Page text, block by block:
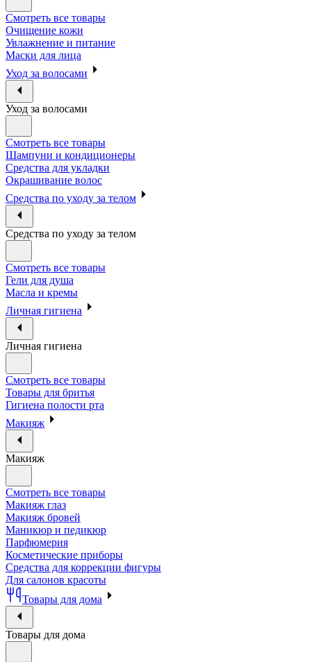
Смотреть все товары
Очищение кожи
Увлажнение и питание
Маски для лица
Уход за волосами
Уход за волосами
Смотреть все товары
Шампуни и кондиционеры
Средства для укладки
Окрашивание волос
Средства по уходу за телом
Средства по уходу за телом
Смотреть все товары
Гели для душа
Масла и кремы
Личная гигиена
Личная гигиена
Смотреть все товары
Товары для бритья
Гигиена полости рта
Макияж
Макияж
Смотреть все товары
Макияж глаз
Макияж бровей
Маникюр и педикюр
Парфюмерия
Косметические приборы
Средства для коррекции фигуры
Для салонов красоты
Товары для дома
Товары для дома